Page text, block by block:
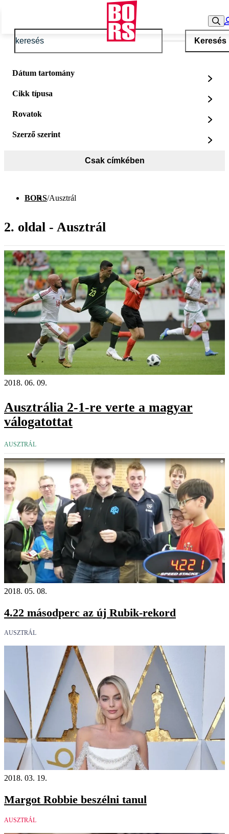
Keresés
Dátum tartomány
Cikk típusa
Rovatok
Szerző szerint
Csak címkében
BORS/Ausztrál
2. oldal - Ausztrál
2018. 06. 09.
Ausztrália 2-1-re verte a magyar
válogatottat
AUSZTRÁL
2018. 05. 08.
4.22 másodperc az új Rubik-rekord
AUSZTRÁL
2018. 03. 19.
Margot Robbie beszélni tanul
AUSZTRÁL